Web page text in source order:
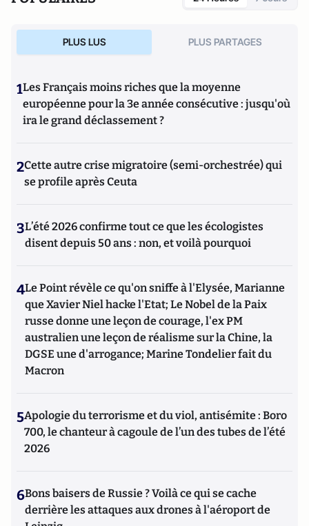
PLUS LUS PLUS PARTAGES
1Les Français moins riches que la moyenne
européenne pour la 3e année consécutive : jusqu'où
ira le grand déclassement ?
2Cette autre crise migratoire (semi-orchestrée) qui
se profile après Ceuta
3L’été 2026 confirme tout ce que les écologistes
disent depuis 50 ans : non, et voilà pourquoi
4Le Point révèle ce qu'on sniffe à l'Elysée, Marianne
que Xavier Niel hacke l'Etat; Le Nobel de la Paix
russe donne une leçon de courage, l'ex PM
australien une leçon de réalisme sur la Chine, la
DGSE une d'arrogance; Marine Tondelier fait du
Macron
5Apologie du terrorisme et du viol, antisémite : Boro
700, le chanteur à cagoule de l’un des tubes de l’été
2026
6Bons baisers de Russie ? Voilà ce qui se cache
derrière les attaques aux drones à l'aéroport de